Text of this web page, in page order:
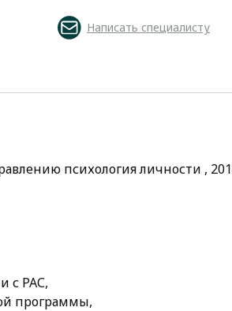
Написать специалисту
психология личности ,
с РАС,
программы,